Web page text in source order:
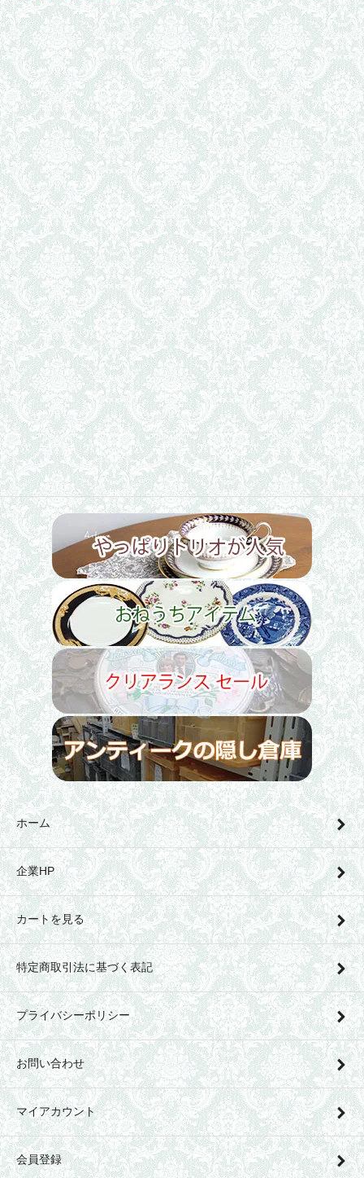
ホーム
企業HP
カートを見る
特定商取引法に基づく表記
プライバシーポリシー
お問い合わせ
マイアカウント
会員登録